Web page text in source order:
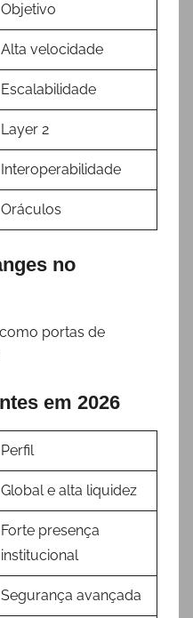
Objetivo
Alta velocidade
Escalabilidade
Layer 2
Interoperabilidade
Oráculos
no
portas de
em 2026
Perfil
Global e alta liquidez
Forte presença
institucional
Segurança avançada